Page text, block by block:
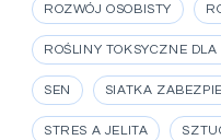
ROZWÓJ OSOBISTY
ROŚLINY TOKSYCZNE DLA
SEN SIATKA
STRES A JELITA